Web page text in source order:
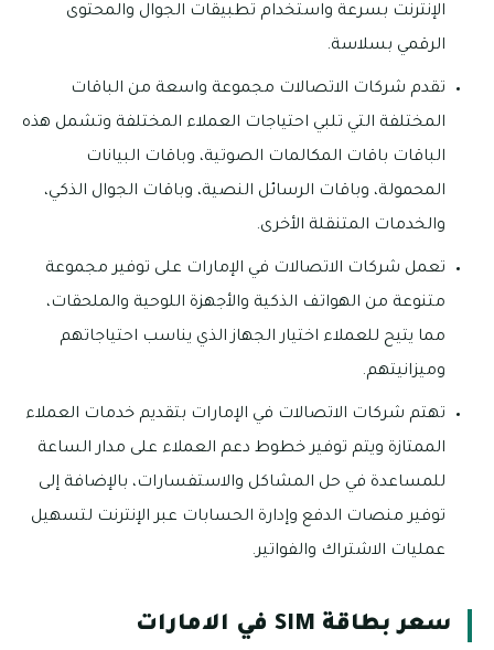
الإنترنت بسرعة واستخدام تطبيقات الجوال والمحتوى
الرقمي بسلاسة.
تقدم شركات الاتصالات مجموعة واسعة من الباقات
المختلفة التي تلبي احتياجات العملاء المختلفة وتشمل هذه
الباقات باقات المكالمات الصوتية، وباقات البيانات
المحمولة، وباقات الرسائل النصية، وباقات الجوال الذكي،
والخدمات المتنقلة الأخرى.
تعمل شركات الاتصالات في الإمارات على توفير مجموعة
متنوعة من الهواتف الذكية والأجهزة اللوحية والملحقات،
مما يتيح للعملاء اختيار الجهاز الذي يناسب احتياجاتهم
وميزانيتهم.
تهتم شركات الاتصالات في الإمارات بتقديم خدمات العملاء
الممتازة ويتم توفير خطوط دعم العملاء على مدار الساعة
للمساعدة في حل المشاكل والاستفسارات، بالإضافة إلى
توفير منصات الدفع وإدارة الحسابات عبر الإنترنت لتسهيل
عمليات الاشتراك والفواتير.
سعر بطاقة SIM في الامارات